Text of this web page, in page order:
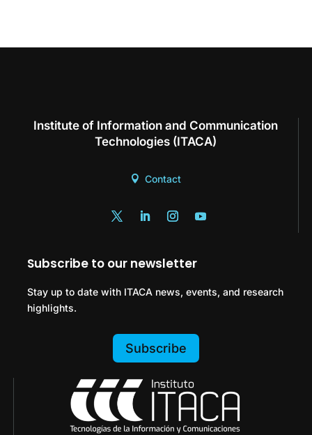
Institute of Information and Communication
Technologies (ITACA)
Contact
Subscribe to our newsletter
Stay up to date with ITACA news, events, and research
highlights.
Subscribe